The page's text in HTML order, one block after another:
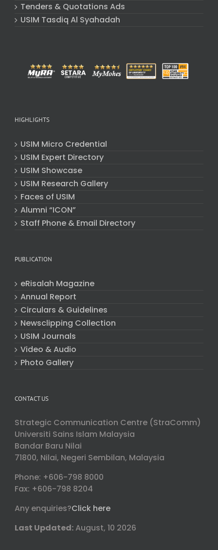
Tenders & Quotations Ads
USIM Tasdiq Al Syahadah
HIGHLIGHTS
USIM Micro Credential
USIM Expert Directory
USIM Showcase
USIM Research Gallery
Faces of USIM
Alumni “ICON”
Staff Phone & Email Directory
PUBLICATION
eRisalah Magazine
Annual Report
Circulars & Guidelines
Newsclipping Collection
USIM Journals
Video & Audio
Photo Gallery
CONTACT US
Strategic Communication Centre (StraComm)
Universiti Sains Islam Malaysia
Bandar Baru Nilai
71800, Nilai, Negeri Sembilan, Malaysia
Phone: +606-798 8000
Fax: +606-798 8204
Any enquiries?Click here
Last Updated: August, 10 2026